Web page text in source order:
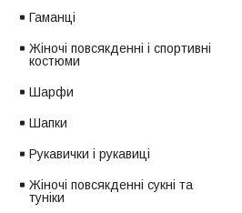
Гаманці
Жіночі повсякденні і спортивні
костюми
Шарфи
Шапки
Рукавички і рукавиці
Жіночі повсякденні сукні та
туніки